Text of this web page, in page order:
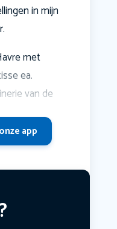
in mijn
met
ea.
van de
app